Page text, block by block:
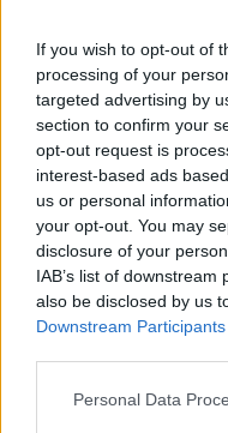
If you wish to opt-out of
processing of your
targeted advertising by
section to confirm your
opt-out request is
interest-based ads
us or personal
your opt-out. You may
disclosure of your
IAB’s list of
also be disclosed by us
Downstream Participants
Please note that this
Personal Data
hogy mi lenne,
angyalok
menjen a
rendszeresen
egymással,
motívumok,
Vagy az is
leviszik az
meg visszaviszik
albérletekbe,
mindenhol
ég a szemközti